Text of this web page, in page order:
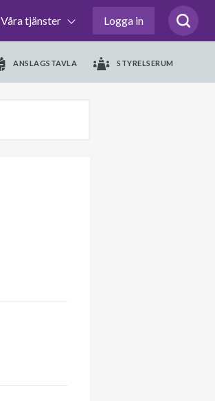
Våra tjänster Logga in
ANSLAGSTAVLA STYRELSERUM